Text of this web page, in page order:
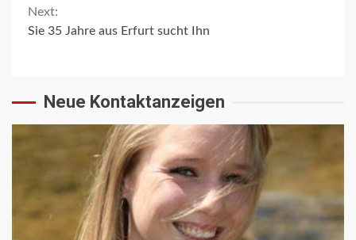
Next:
Sie 35 Jahre aus Erfurt sucht Ihn
Neue Kontaktanzeigen